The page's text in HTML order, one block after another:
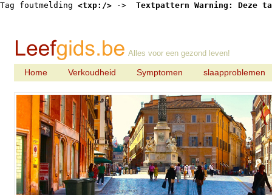
Tag foutmelding <txp:/> -> Textpattern Warning: Deze
Alles voor een gezond leven!
Home Verkoudheid Symptomen slaapproblemen